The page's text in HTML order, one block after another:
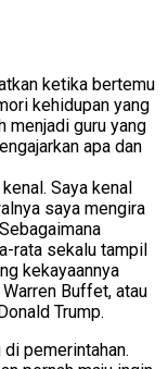
ketika bertemu
kehidupan yang
menjadi guru yang
apa dan
Saya kenal
saya mengira
rata sekalu tampil
kekayaannya
Buffet, atau
Trump.
pemerintahan.